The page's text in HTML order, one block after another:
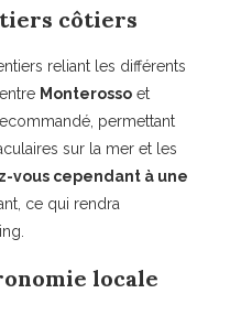
côtiers
reliant les différents
Monterosso et
permettant
sur la mer et les
vous cependant à une
ce qui rendra
locale